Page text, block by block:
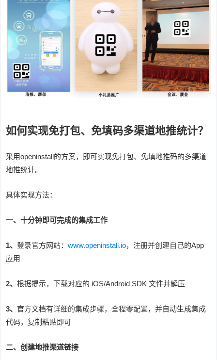
如何实现免打包、免填码多渠道地推统计？
采用openinstall的方案，即可实现免打包、免填地推码的多渠道
地推统计。
具体实现方法：
一、十分钟即可完成的集成工作
1、登录官方网站：www.openinstall.io，注册并创建自己的App
应用
2、根据提示，下载对应的 iOS/Android SDK 文件并解压
3、 官方文档有详细的集成步骤，全程零配置，并自动生成集成
代码，复制粘贴即可
二、创建地推渠道链接